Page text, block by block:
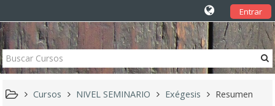
Entrar
Cursos NIVEL SEMINARIO Exégesis Resumen